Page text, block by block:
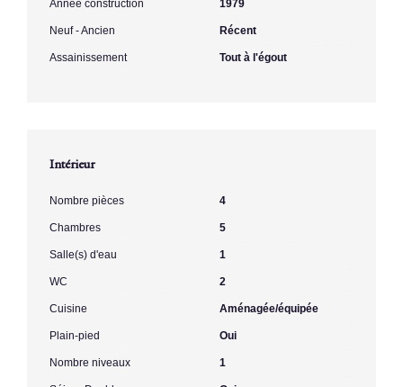
Année construction 1979
Neuf - Ancien Récent
Assainissement Tout à l'égout
Intérieur
Nombre pièces 4
Chambres 5
Salle(s) d'eau 1
WC 2
Cuisine Aménagée/équipée
Plain-pied Oui
Nombre niveaux 1